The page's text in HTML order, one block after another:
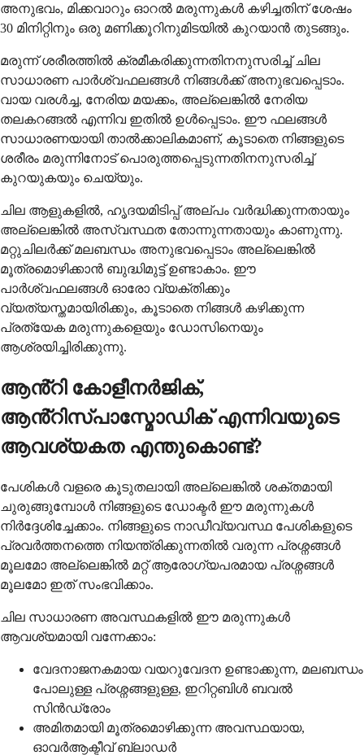
അനുഭവം, മിക്കവാറും ഓറൽ മരുന്നുകൾ കഴിച്ചതിന് ശേഷം
30 മിനിറ്റിനും ഒരു മണിക്കൂറിനുമിടയിൽ കുറയാൻ തുടങ്ങും.
മരുന്ന് ശരീരത്തിൽ ക്രമീകരിക്കുന്നതിനനുസരിച്ച് ചില
സാധാരണ പാർശ്വഫലങ്ങൾ നിങ്ങൾക്ക് അനുഭവപ്പെടാം.
വായ വരൾച്ച, നേരിയ മയക്കം, അല്ലെങ്കിൽ നേരിയ
തലകറങ്ങൽ എന്നിവ ഇതിൽ ഉൾപ്പെടാം. ഈ ഫലങ്ങൾ
സാധാരണയായി താൽക്കാലികമാണ്, കൂടാതെ നിങ്ങളുടെ
ശരീരം മരുന്നിനോട് പൊരുത്തപ്പെടുന്നതിനനുസരിച്ച്
കുറയുകയും ചെയ്യും.
ചില ആളുകളിൽ, ഹൃദയമിടിപ്പ് അല്പം വർദ്ധിക്കുന്നതായും
അല്ലെങ്കിൽ അസ്വസ്ഥത തോന്നുന്നതായും കാണുന്നു.
മറ്റുചിലർക്ക് മലബന്ധം അനുഭവപ്പെടാം അല്ലെങ്കിൽ
മൂത്രമൊഴിക്കാൻ ബുദ്ധിമുട്ട് ഉണ്ടാകാം. ഈ
പാർശ്വഫലങ്ങൾ ഓരോ വ്യക്തിക്കും
വ്യത്യസ്തമായിരിക്കും, കൂടാതെ നിങ്ങൾ കഴിക്കുന്ന
പ്രത്യേക മരുന്നുകളെയും ഡോസിനെയും
ആശ്രയിച്ചിരിക്കുന്നു.
ആൻ്റി കോളീനർജിക്,
ആൻ്റിസ്പാസ്മോഡിക് എന്നിവയുടെ
ആവശ്യകത എന്തുകൊണ്ട്?
പേശികൾ വളരെ കൂടുതലായി അല്ലെങ്കിൽ ശക്തമായി
ചുരുങ്ങുമ്പോൾ നിങ്ങളുടെ ഡോക്ടർ ഈ മരുന്നുകൾ
നിർദ്ദേശിച്ചേക്കാം. നിങ്ങളുടെ നാഡീവ്യവസ്ഥ പേശികളുടെ
പ്രവർത്തനത്തെ നിയന്ത്രിക്കുന്നതിൽ വരുന്ന പ്രശ്നങ്ങൾ
മൂലമോ അല്ലെങ്കിൽ മറ്റ് ആരോഗ്യപരമായ പ്രശ്നങ്ങൾ
മൂലമോ ഇത് സംഭവിക്കാം.
ചില സാധാരണ അവസ്ഥകളിൽ ഈ മരുന്നുകൾ
ആവശ്യമായി വന്നേക്കാം:
വേദനാജനകമായ വയറുവേദന ഉണ്ടാക്കുന്ന, മലബന്ധം
പോലുള്ള പ്രശ്നങ്ങളുള്ള, ഇറിറ്റബിൾ ബവൽ
സിൻഡ്രോം
അമിതമായി മൂത്രമൊഴിക്കുന്ന അവസ്ഥയായ,
ഓവർആക്ടീവ് ബ്ലാഡർ